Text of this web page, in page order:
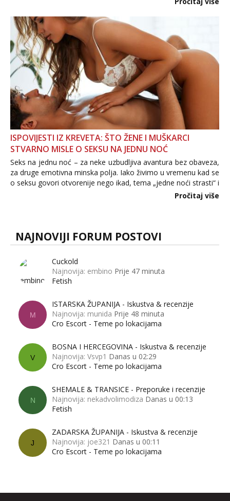
informacija, jer nepoznata osoba još nije zaslužila to
povjerenje. Takođe...
ISPOVIJESTI IZ KREVETA: ŠTO ŽENE I MUŠKARCI
STVARNO MISLE O SEKSU NA JEDNU NOĆ
Seks na jednu noć – za neke uzbudljiva avantura bez obaveza,
za druge emotivna minska polja. Iako živimo u vremenu kad se
o seksu govori otvorenije nego ikad, tema „jedne noći strasti“ i
dalje izaziva burne rasprave. Što zapravo misle žene, a što
Pročitaj više
NAJNOVIJI FORUM POSTOVI
Cuckold
Najnovija: embino Prije 47 minuta
Fetish
M
ISTARSKA ŽUPANIJA - Iskustva & recenzije
Najnovija: munida Prije 48 minuta
Cro Escort - Teme po lokacijama
V
BOSNA I HERCEGOVINA - Iskustva & recenzije
Najnovija: Vsvp1 Danas u 02:29
Cro Escort - Teme po lokacijama
N
SHEMALE & TRANSICE - Preporuke i recenzije
Najnovija: nekadvolimodiza Danas u 00:13
Fetish
J
ZADARSKA ŽUPANIJA - Iskustva & recenzije
Najnovija: joe321 Danas u 00:11
Cro Escort - Teme po lokacijama